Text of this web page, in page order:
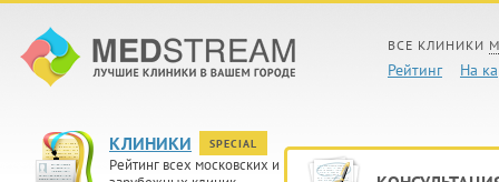
ВСЕ КЛИНИКИ
Рейтинг На
КЛИНИКИ SPECIAL
Рейтинг всех московских и